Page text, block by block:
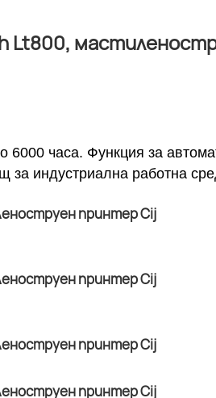
Lt800,
часа. Функция за
за индустриална работна